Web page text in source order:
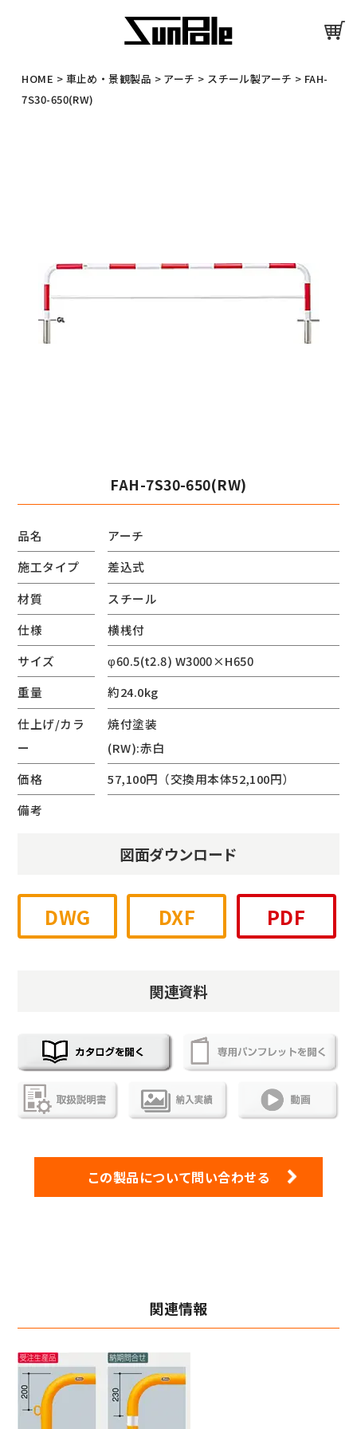
HOME > 車止め・景観製品 > アーチ > スチール製アーチ > FAH-
7S30-650(RW)
FAH-7S30-650(RW)
品名
アーチ
施工タイプ
差込式
材質
スチール
仕様
横桟付
サイズ
φ60.5(t2.8) W3000×H650
重量
約24.0kg
仕上げ/カラ
ー
焼付塗装
(RW):赤白
価格
57,100円（交換用本体52,100円）
備考
図面ダウンロード
DWG DXF PDF
関連資料
この製品について問い合わせる
関連情報